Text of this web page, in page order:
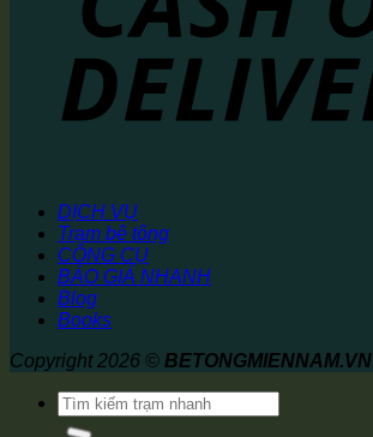
DỊCH VỤ
Trạm bê tông
CÔNG CỤ
BÁO GIÁ NHANH
Blog
Books
Copyright 2026 © BETONGMIENNAM.VN
Tìm
kiếm: